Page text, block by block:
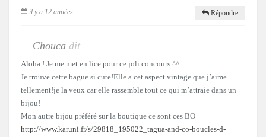
il y a 12 années Répondre
Chouca dit
Aloha ! Je me met en lice pour ce joli concours ^^
Je trouve cette bague si cute!Elle a cet aspect vintage que j’aime
tellement!je la veux car elle rassemble tout ce qui m’attraie dans un
bijou!
Mon autre bijou préféré sur la boutique ce sont ces BO
http://www.karuni.fr/s/29818_195022_tagua-and-co-boucles-d-